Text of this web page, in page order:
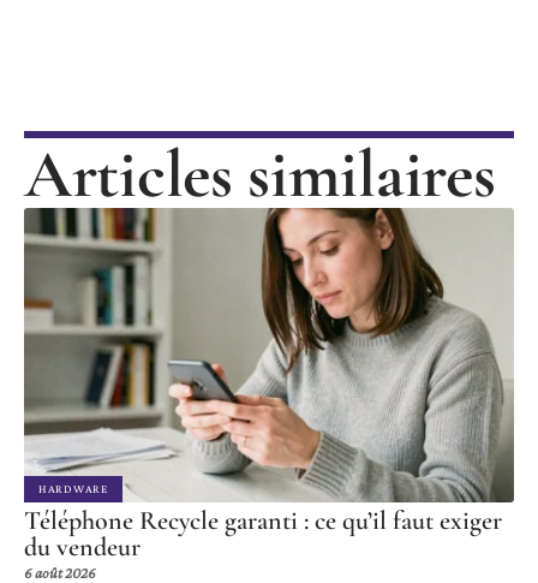
Articles similaires
HARDWARE
Téléphone Recycle garanti : ce qu’il faut exiger
du vendeur
6 août 2026